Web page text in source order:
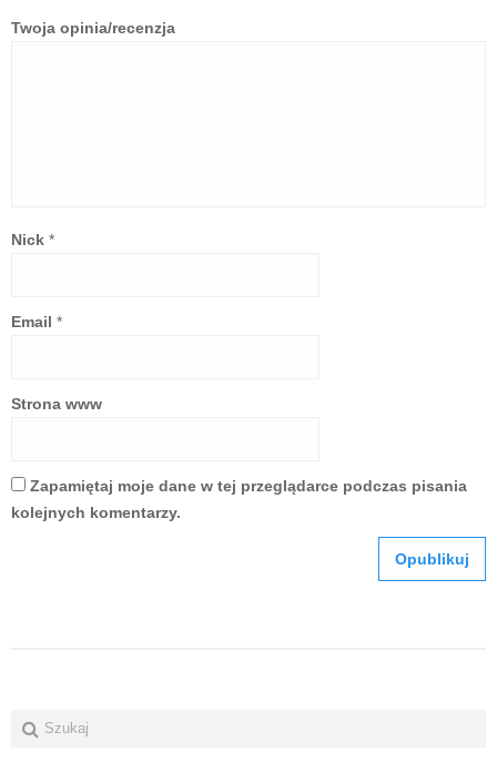
Twoja opinia/recenzja
Nick *
Email *
Strona www
Zapamiętaj moje dane w tej przeglądarce podczas pisania
kolejnych komentarzy.